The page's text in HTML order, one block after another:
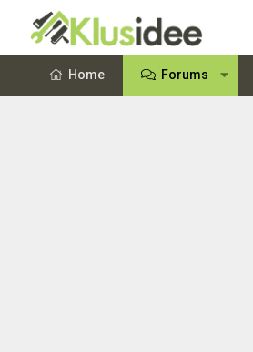
Home Forums